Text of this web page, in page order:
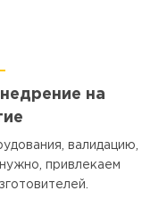
на
валидацию,
привлекаем